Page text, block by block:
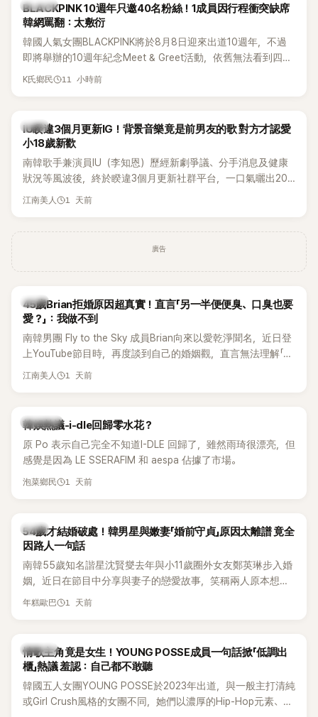
K-POP
BLACKPINK 10週年只邀40名粉絲！1成員因行程衝突缺席
韓網罵翻：太敷衍
韓國人氣女團BLACKPINK將於8月8日迎來出道10週年，不過
即將舉辦的10週年紀念Meet & Greet活動，依舊無法看到四人
合體。根據韓媒《MyDaily》7日報導，當天將由Jisoo（智秀）、
K氏鄉民 11 小時前
韓星
IU睽違3個月更新IG！背景音樂竟是前男友的歌 對方才認愛
小18歲新歡
南韓歌手兼演員IU（李知恩）歷經新劇爭議、分手消息及健康
狀況等風波後，終於睽違3個月更新社群平台，一口氣曬出20
張近況照，讓大批粉絲又驚又喜。不過，比起照片本身，更引
江南美人 1 天前
廣告
韓星
45歲Brian拒婚原因超真實！直言「另一半便便臭、口臭也要
愛？」：我做不到
南韓男團 Fly to the Sky 成員Brian向來以愛乾淨聞名，近日登
上YouTube節目時，再度談到自己的婚姻觀，直言無法理解「連
另一半的口臭、便便臭都要愛」這種說法，更大方表明自己是不
江南美人 1 天前
熱議討論
韓娛熱議-i-dle回歸零水花？
原 Po 表示自己完全不知道I-DLE 回歸了，雖然雨琦很漂亮，但
感覺是因為 LE SSERAFIM 和 aespa 佔據了市場。
泡菜鄉民 1 天前
韓星
54歲才結婚破處！韓男星與嫩妻「婚前守貞」原因太離譜 竟全
因路人一句話
南韓55歲知名諧星沈賢燮去年與小11歲圈外女友鄭英琳步入婚
姻，近日在節目中分享與妻子的戀愛故事，笑稱兩人原本想享
受兩人世界，沒想到站在飯店門口時竟被路人認出，還一路替
年糕歐巴 1 天前
K-POP
情歌主角竟是女生！YOUNG POSSE成員一句話掀「低調出
櫃」熱議 羞認：自己都不敢聽
韓國五人女團YOUNG POSSE於2023年出道，與一般主打清純
或Girl Crush風格的女團不同，她們以濃厚的Hip-Hop元素、自